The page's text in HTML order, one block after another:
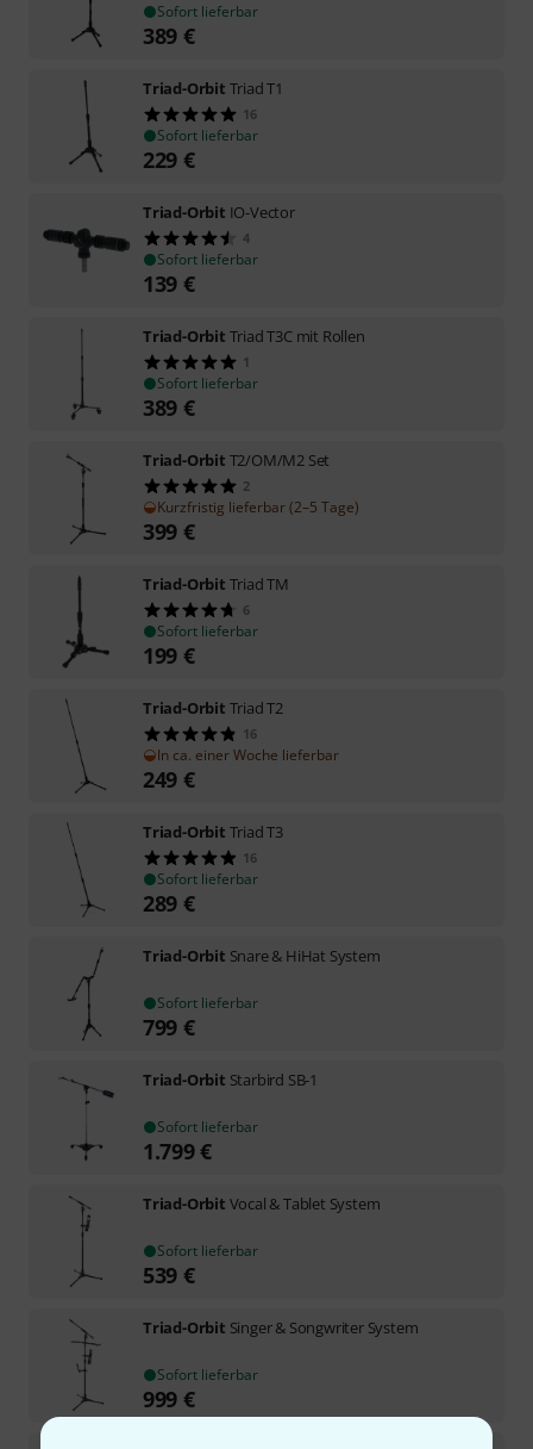
Sofort lieferbar
389 €
Triad-Orbit Triad T1
16
Sofort lieferbar
229 €
Triad-Orbit IO-Vector
4
Sofort lieferbar
139 €
Triad-Orbit Triad T3C mit Rollen
1
Sofort lieferbar
389 €
Triad-Orbit T2/OM/M2 Set
2
Kurzfristig lieferbar (2–5 Tage)
399 €
Triad-Orbit Triad TM
6
Sofort lieferbar
199 €
Triad-Orbit Triad T2
16
In ca. einer Woche lieferbar
249 €
Triad-Orbit Triad T3
16
Sofort lieferbar
289 €
Triad-Orbit Snare & HiHat System
Sofort lieferbar
799 €
Triad-Orbit Starbird SB-1
Sofort lieferbar
1.799€
Triad-Orbit Vocal & Tablet System
Sofort lieferbar
539 €
Triad-Orbit Singer & Songwriter System
Sofort lieferbar
999 €